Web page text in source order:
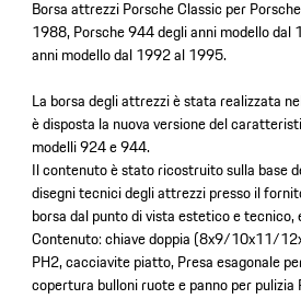
Borsa attrezzi Porsche Classic per
1988, Porsche 944 degli anni modello
anni modello dal 1992 al 1995.
La borsa degli attrezzi è stata realizzata
è disposta la nuova versione del
modelli 924 e 944.
Il contenuto è stato ricostruito sulla base
disegni tecnici degli attrezzi presso il
borsa dal punto di vista estetico e
Contenuto: chiave doppia (8x9/10x11/
PH2, cacciavite piatto, Presa esagonale
copertura bulloni ruote e panno per pulizia